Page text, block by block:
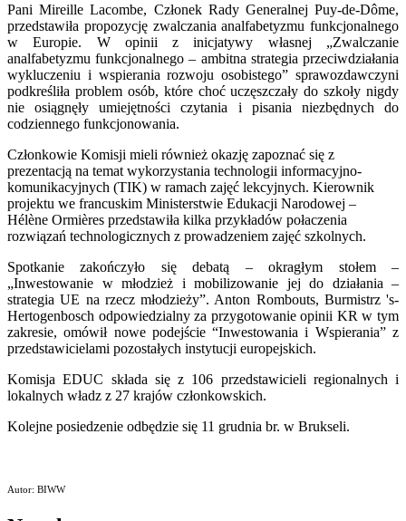
Pani Mireille Lacombe, Członek Rady Generalnej Puy-de-Dôme,
przedstawiła propozycję zwalczania analfabetyzmu funkcjonalnego
w Europie. W opinii z inicjatywy własnej „Zwalczanie
analfabetyzmu funkcjonalnego – ambitna strategia przeciwdziałania
wykluczeniu i wspierania rozwoju osobistego” sprawozdawczyni
podkreśliła problem osób, które choć uczęszczały do szkoły nigdy
nie osiągnęły umiejętności czytania i pisania niezbędnych do
codziennego funkcjonowania.
Członkowie Komisji mieli również okazję zapoznać się z
prezentacją na temat wykorzystania technologii informacyjno-
komunikacyjnych (TIK) w ramach zajęć lekcyjnych. Kierownik
projektu we francuskim Ministerstwie Edukacji Narodowej –
Hélène Ormières przedstawiła kilka przykładów połaczenia
rozwiązań technologicznych z prowadzeniem zajęć szkolnych.
Spotkanie zakończyło się debatą – okragłym stołem –
„Inwestowanie w młodzież i mobilizowanie jej do działania –
strategia UE na rzecz młodzieży”. Anton Rombouts, Burmistrz 's-
Hertogenbosch odpowiedzialny za przygotowanie opinii KR w tym
zakresie, omówił nowe podejście “Inwestowania i Wspierania” z
przedstawicielami pozostałych instytucji europejskich.
Komisja EDUC składa się z 106 przedstawicieli regionalnych i
lokalnych władz z 27 krajów członkowskich.
Kolejne posiedzenie odbędzie się 11 grudnia br. w Brukseli.
Autor: BIWW